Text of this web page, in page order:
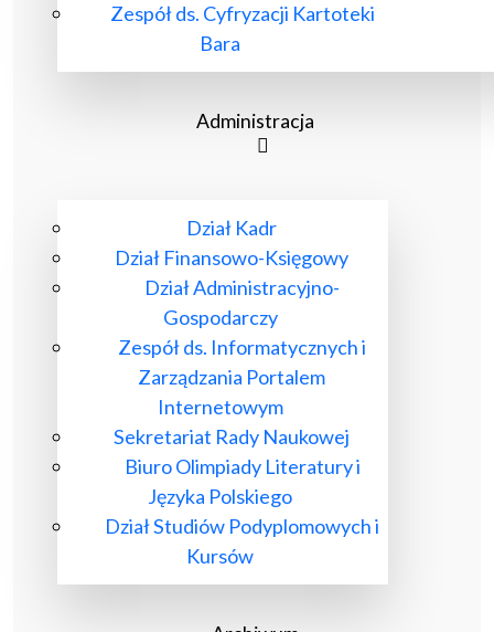
Zespół ds. Cyfryzacji Kartoteki
Bara
Administracja
Dział Kadr
Dział Finansowo-Księgowy
Dział Administracyjno-
Gospodarczy
Zespół ds. Informatycznych i
Zarządzania Portalem
Internetowym
Sekretariat Rady Naukowej
Biuro Olimpiady Literatury i
Języka Polskiego
Dział Studiów Podyplomowych i
Kursów